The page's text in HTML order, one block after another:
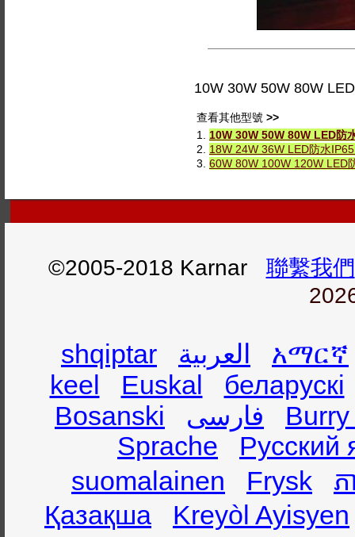
10W 30W 50W 80W
查看其他型號 >>
1. 10W 30W 50W 80W LED防
2. 18W 24W 36W LED防水
3. 60W 80W 100W 120W LED
©2005-2018 Karnar 聯繫我們
shqiptar العربية
አማርኛ
keel
Euskal
беларускі
Bosanski
فارسی
Sprache
Русский
suomalainen
Frysk
ភ
Қазақша
Kreyòl Ayisyen